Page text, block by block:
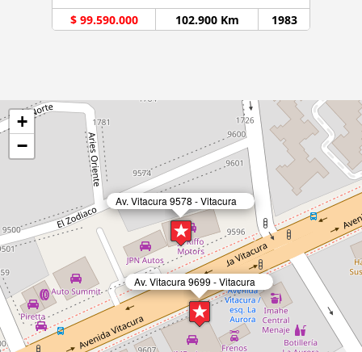
$ 99.590.000
102.900 Km 1983
Av. Vitacura 9578 - Vitacura
Av. Vitacura 9699 - Vitacura
+
−